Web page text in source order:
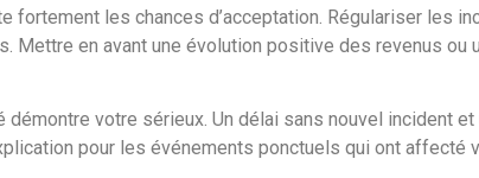
fortement les chances d’acceptation. Régulariser les
en avant une évolution positive des revenus ou
votre sérieux. Un délai sans nouvel incident
pour les événements ponctuels qui ont affecté